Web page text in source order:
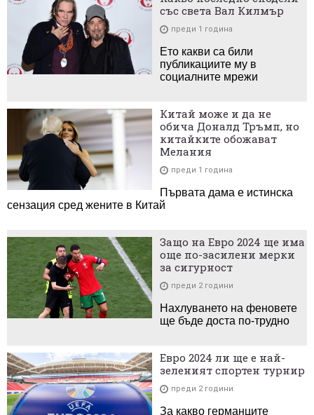
със света Вал Килмър
преди 1 година
Ето какви са били
публикациите му в
социалните мрежи
Китай може и да не
обича Доналд Тръмп, но
китайките обожават
Мелания
преди 1 година
Първата дама е истинска
сензация сред жените в Китай
Защо на Евро 2024 ще има
още по-засилени мерки
за сигурност
преди 2 години
Нахлуването на феновете
ще бъде доста по-трудно
Евро 2024 ли ще е най-
зеленият спортен турнир
преди 2 години
За какво германците